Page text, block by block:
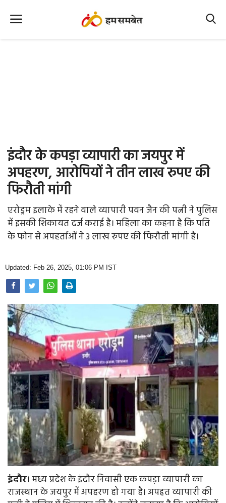
Office Office
Political Gossips
Farm & Food
Opinion
Photo Gallery
Home
इंदौर के कपड़ा व्यापारी का जयपुर में
अपहरण, आरोपियों ने तीन लाख रुपए की
फिरौती मांगी
एरोड्रम इलाके में रहने वाले व्यापारी पवन जैन की पत्नी ने पुलिस
में इसकी शिकायत दर्ज कराई है। महिला का कहना है कि पति
के फोन से अपहर्ताओं ने 3 लाख रुपए की फिरौती मांगी है।
Updated: Feb 26, 2025, 01:06 PM IST
इंदौर। मध्य प्रदेश के इंदौर निवासी एक कपड़ा व्यापारी का
राजस्थान के जयपुर में अपहरण हो गया है। अपहृत व्यापारी की